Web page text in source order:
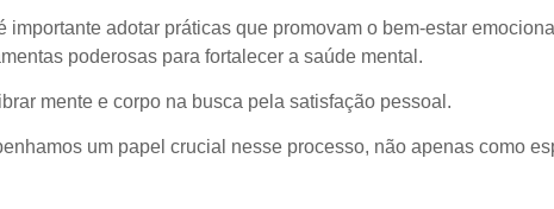
adotar práticas que promovam o bem-estar
poderosas para fortalecer a saúde mental.
mente e corpo na busca pela satisfação pessoal.
um papel crucial nesse processo, não apenas como